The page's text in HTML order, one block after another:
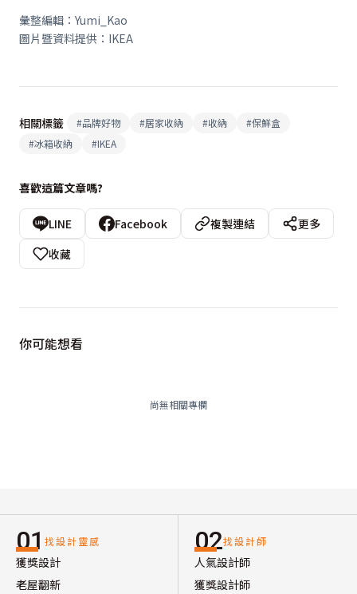
彙整編輯：Yumi_Kao
圖片暨資料提供：IKEA
相關標籤 #品牌好物 #居家收納 #收納 #保鮮盒
#冰箱收納 #IKEA
喜歡這篇文章嗎?
LINE Facebook 複製連結
更多
收藏
你可能想看
尚無相關專欄
01 找設計靈感
獲獎設計
老屋翻新
02找設計師
人氣設計師
獲獎設計師